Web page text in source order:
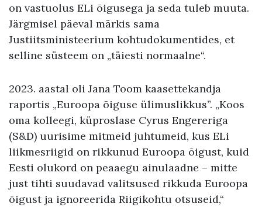
on vastuolus ELi õigusega ja seda tuleb muuta.
Järgmisel päeval märkis sama
Justiitsministeerium kohtudokumentides, et
selline süsteem on „täiesti normaalne“.
2023. aastal oli Jana Toom kaasettekandja
raportis „Euroopa õiguse ülimuslikkus”. „Koos
oma kolleegi, küproslase Cyrus Engereriga
(S&D) uurisime mitmeid juhtumeid, kus ELi
liikmesriigid on rikkunud Euroopa õigust, kuid
Eesti olukord on peaaegu ainulaadne – mitte
just tihti suudavad valitsused rikkuda Euroopa
õigust ja ignoreerida Riigikohtu otsuseid,“